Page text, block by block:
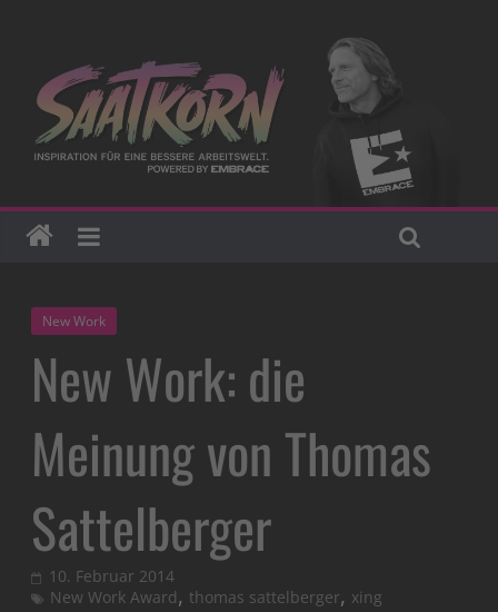
New Work
New Work: die
Meinung von Thomas
Sattelberger
10. Februar 2014
New Work Award,thomas sattelberger, xing